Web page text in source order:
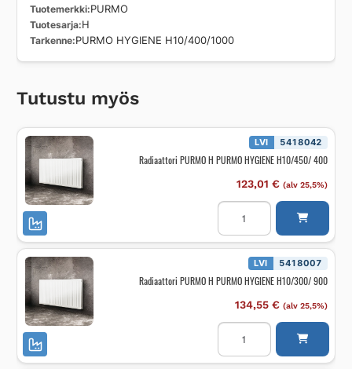
Tuotemerkki PURMO
Tuotesarja H
Tarkenne PURMO HYGIENE H10/400/1000
Tutustu myös
LVI 5418042
Radiaattori PURMO H PURMO HYGIENE H10/450/ 400
123,01 € (alv 25,5%)
Radiaattori
PURMO
PURMO
HYGIENE
H10/450/
määrä
LVI 5418007
Radiaattori PURMO H PURMO HYGIENE H10/300/ 900
134,55 € (alv 25,5%)
Radiaattori
PURMO
PURMO